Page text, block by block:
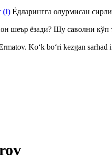
(I) Ёдларингга олурмисан
шеър ёзади? Шу саволни кўп
Ko‘k bo‘ri kezgan sarhad